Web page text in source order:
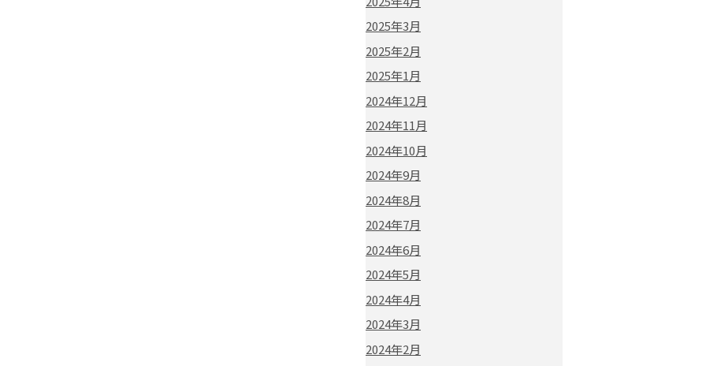
2025年3月
2025年2月
2025年1月
2024年12月
2024年11月
2024年10月
2024年9月
2024年8月
2024年7月
2024年6月
2024年5月
2024年4月
2024年3月
2024年2月